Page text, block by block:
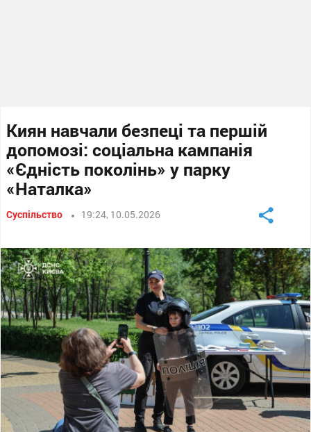
Киян навчали безпеці та першій
допомозі: соціальна кампанія
«Єдність поколінь» у парку
«Наталка»
Суспільство 19:24, 10.05.2026